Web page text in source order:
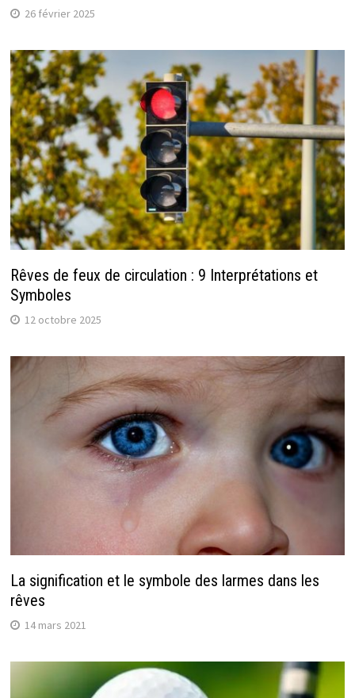
26 février 2025
Rêves de feux de circulation : 9 Interprétations et
Symboles
12 octobre 2025
La signification et le symbole des larmes dans les
rêves
14 mars 2021